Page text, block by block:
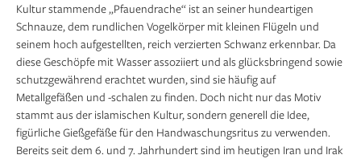
Kultur stammende „Pfauendrache“ ist an seiner hundeartigen
Schnauze, dem rundlichen Vogelkörper mit kleinen Flügeln und
seinem hoch aufgestellten, reich verzierten Schwanz erkennbar. Da
diese Geschöpfe mit Wasser assoziiert und als glücksbringend sowie
schutzgewährend erachtet wurden, sind sie häufig auf
Metallgefäßen und -schalen zu finden. Doch nicht nur das Motiv
stammt aus der islamischen Kultur, sondern generell die Idee,
figürliche Gießgefäße für den Handwaschungsritus zu verwenden.
Bereits seit dem 6. und 7. Jahrhundert sind im heutigen Iran und Irak